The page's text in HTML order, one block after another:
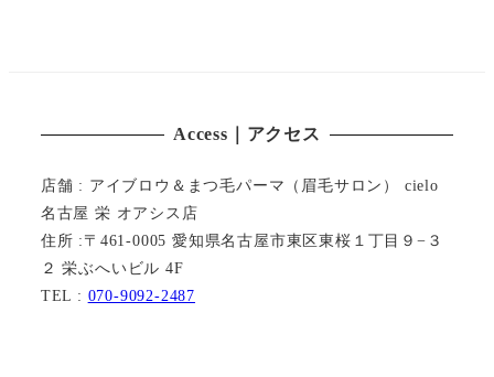
Access｜アクセス
店舗 : アイブロウ＆まつ毛パーマ（眉毛サロン） cielo
名古屋 栄 オアシス店
住所 :〒461-0005 愛知県名古屋市東区東桜１丁目９−３
２ 栄ぶへいビル 4F
TEL : 070-9092-2487